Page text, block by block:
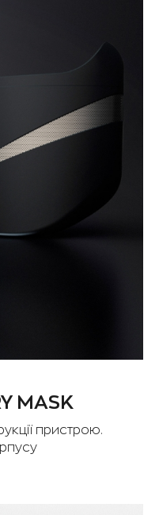
MASK
пристрою.